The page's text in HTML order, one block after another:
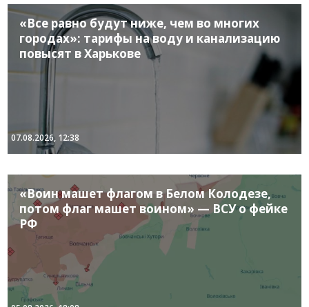
«Все равно будут ниже, чем во многих
городах»: тарифы на воду и канализацию
повысят в Харькове
07.08.2026, 12:38
«Воин машет флагом в Белом Колодезе,
потом флаг машет воином» — ВСУ о фейке
РФ